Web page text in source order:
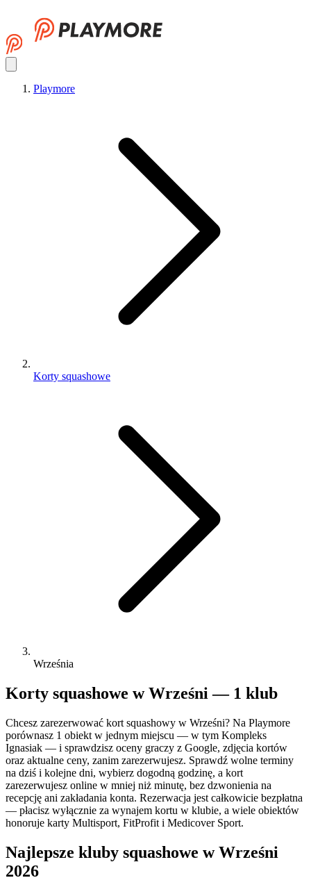
Playmore
Korty squashowe
Września
Korty squashowe w Wrześni — 1 klub
Chcesz zarezerwować kort squashowy w Wrześni? Na Playmore
porównasz 1 obiekt w jednym miejscu — w tym Kompleks
Ignasiak — i sprawdzisz oceny graczy z Google, zdjęcia kortów
oraz aktualne ceny, zanim zarezerwujesz. Sprawdź wolne terminy
na dziś i kolejne dni, wybierz dogodną godzinę, a kort
zarezerwujesz online w mniej niż minutę, bez dzwonienia na
recepcję ani zakładania konta. Rezerwacja jest całkowicie bezpłatna
— płacisz wyłącznie za wynajem kortu w klubie, a wiele obiektów
honoruje karty Multisport, FitProfit i Medicover Sport.
Najlepsze kluby squashowe w Wrześni
2026